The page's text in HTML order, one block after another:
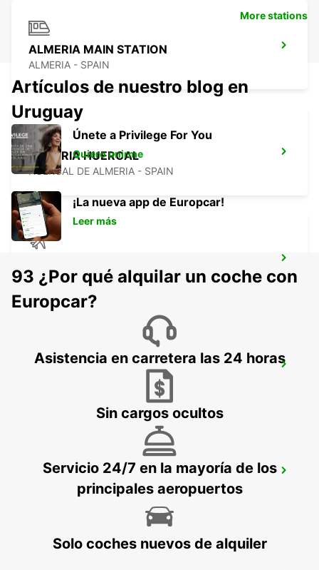
ALMERIA MAIN STATION
ALMERIA - SPAIN
ALMERIA HUERCAL
HUERCAL DE ALMERIA - SPAIN
ALMERIA - SPAIN
NERJA
TORREMOLINOS
TORREMOLINOS - SPAIN
More stations
Artículos de nuestro blog en
Uruguay
Únete a Privilege For You
Quiero unirme
¡La nueva app de Europcar!
Leer más
93 ¿Por qué alquilar un coche con
Europcar?
Asistencia en carretera las 24 horas
Sin cargos ocultos
Servicio 24/7 en la mayoría de los
principales aeropuertos
Solo coches nuevos de alquiler